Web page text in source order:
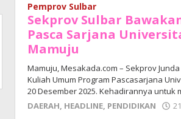
Pemprov Sulbar
Sekprov Sulbar
Pasca Sarjana
Mamuju
Mamuju, Mesakada.com – Sekprov
Kuliah Umum Program Pascasarjana
20 Desember 2025. Kehadirannya untuk
DAERAH, HEADLINE, PENDIDIKAN